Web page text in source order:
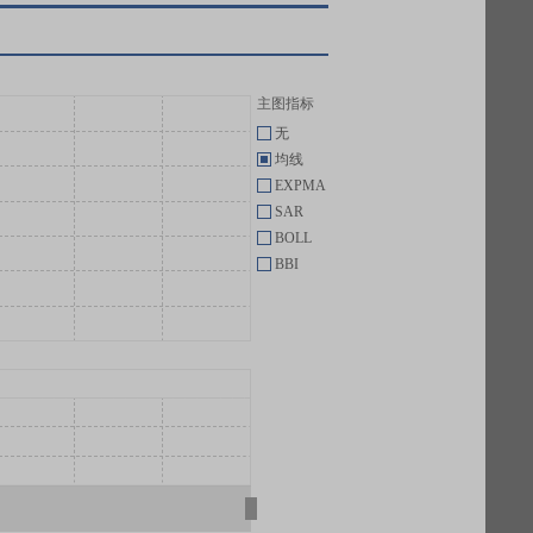
主图指标
无
均线
EXPMA
SAR
BOLL
BBI